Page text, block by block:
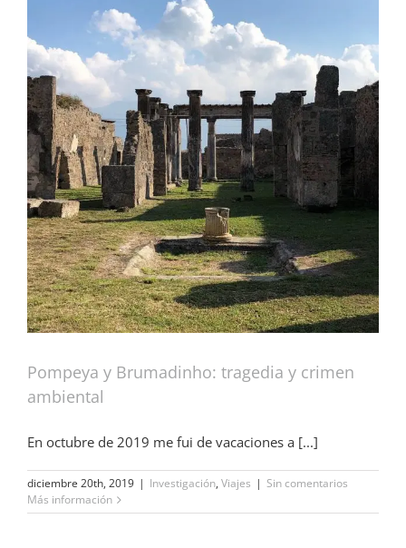
Pompeya y Brumadinho: tragedia y crimen
ambiental
En octubre de 2019 me fui de vacaciones a [...]
diciembre 20th, 2019 | Investigación, Viajes | Sin comentarios
Más información